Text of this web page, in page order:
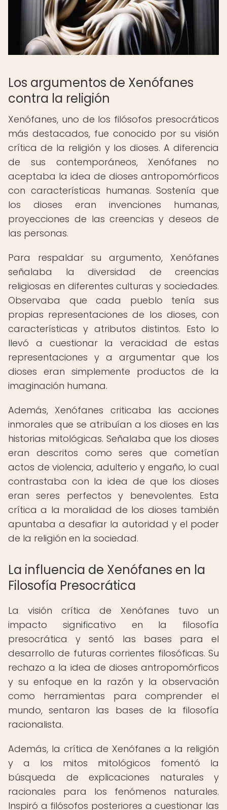
Los argumentos de Xenófanes
contra la religión
Xenófanes, uno de los filósofos presocráticos
más destacados, fue conocido por su visión
crítica de la religión y los dioses. A diferencia
de sus contemporáneos, Xenófanes no
aceptaba la idea de dioses antropomórficos
con características humanas. Sostenía que
los dioses eran invenciones humanas,
proyecciones de las creencias y deseos de
las personas.
Para respaldar su argumento, Xenófanes
señalaba la diversidad de creencias
religiosas en diferentes culturas y sociedades.
Observaba que cada pueblo tenía sus
propias representaciones de los dioses, con
características y atributos distintos. Esto lo
llevó a cuestionar la veracidad de estas
representaciones y a argumentar que los
dioses eran simplemente productos de la
imaginación humana.
Además, Xenófanes criticaba las acciones
inmorales que se atribuían a los dioses en las
historias mitológicas. Señalaba que los dioses
eran descritos como seres que cometían
actos de violencia, adulterio y engaño, lo cual
contrastaba con la idea de que los dioses
eran seres perfectos y benevolentes. Esta
crítica a la moralidad de los dioses también
apuntaba a desafiar la autoridad y el poder
de la religión en la sociedad.
La influencia de Xenófanes en la
Filosofía Presocrática
La visión crítica de Xenófanes tuvo un
impacto significativo en la filosofía
presocrática y sentó las bases para el
desarrollo de futuras corrientes filosóficas. Su
rechazo a la idea de dioses antropomórficos
y su enfoque en la razón y la observación
como herramientas para comprender el
mundo, sentaron las bases de la filosofía
racionalista.
Además, la crítica de Xenófanes a la religión
y a los mitos mitológicos fomentó la
búsqueda de explicaciones naturales y
racionales para los fenómenos naturales.
Inspiró a filósofos posteriores a cuestionar las